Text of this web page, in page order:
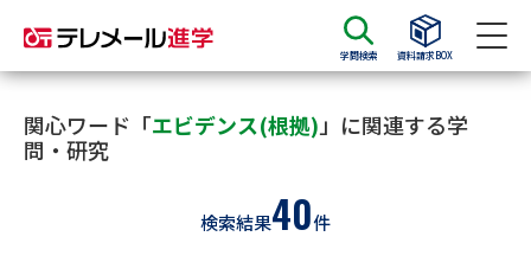
学問検索 資料請求BOX
資料請求 資料検索
大学・短大の資料種類から請求
関心ワード「エビデンス(根拠) 」に関連する学
問・研究
検索結果40件